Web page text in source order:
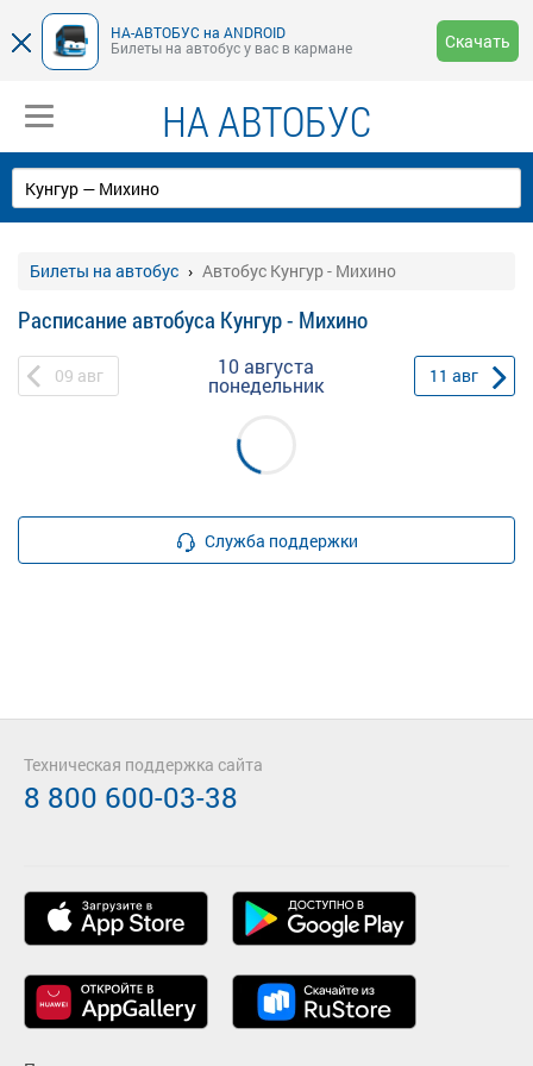
НА-АВТОБУС на ANDROID
Билеты на автобус у вас в кармане
Скачать
НА АВТОБУС
Билеты на автобус Автобус Кунгур - Михино
Расписание автобуса Кунгур - Михино
09 авг 10 августа
понедельник 11 авг
Служба поддержки
Техническая поддержка сайта
8 800 600-03-38